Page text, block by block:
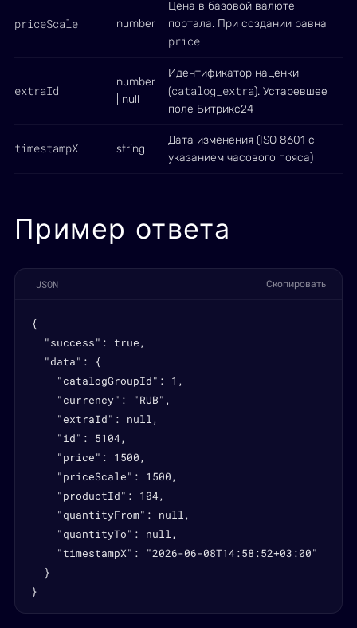
priceScale number
Цена в базовой валюте
портала. При создании равна
price
extraId
number
| null
Идентификатор наценки
(catalog_extra). Устаревшее
поле Битрикс24
timestampX string
Дата изменения (ISO 8601 с
указанием часового пояса)
Пример ответа
JSON Скопировать
{
  "success": true,
  "data": {
    "catalogGroupId": 1,
    "currency": "RUB",
    "extraId": null,
    "id": 5104,
    "price": 1500,
    "priceScale": 1500,
    "productId": 104,
    "quantityFrom": null,
    "quantityTo": null,
    "timestampX": "2026-06-08T14:58:52+03:00"
  }
}